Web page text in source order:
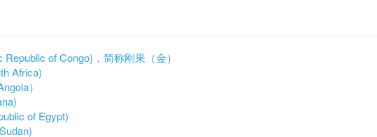
of Congo)，简称刚果（金）
Africa)
）
of Egypt)